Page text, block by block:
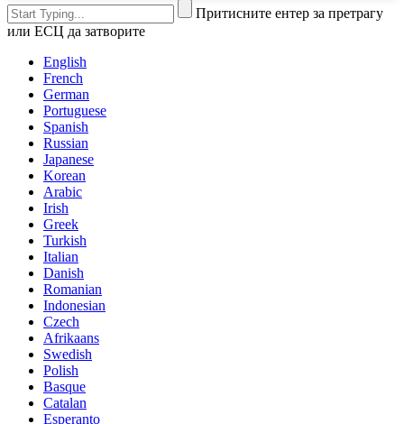
Притисните ентер за претрагу
или ЕСЦ да затворите
English
French
German
Portuguese
Spanish
Russian
Japanese
Korean
Arabic
Irish
Greek
Turkish
Italian
Danish
Romanian
Indonesian
Czech
Afrikaans
Swedish
Polish
Basque
Catalan
Esperanto